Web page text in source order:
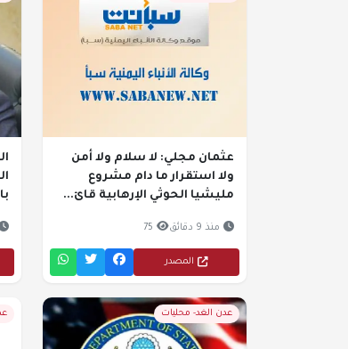
عثمان مجلي: لا سلام ولا أمن
ولا استقرار ما دام مشروع
مليشيا الحوثي الإرهابية قائ...
منذ 9 دقائق 75
المصدر
عدن الغد- محليات